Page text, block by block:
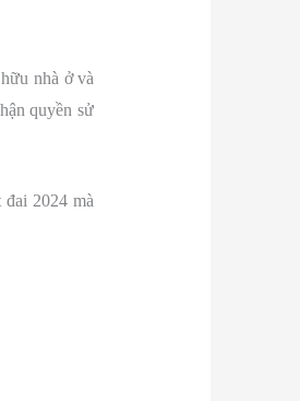
nhà ở và
quyền sử
2024 mà